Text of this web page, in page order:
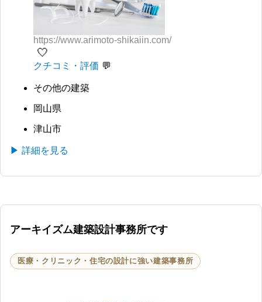
https://www.arimoto-shikaiin.com/
🤍
クチコミ・評価
その他の建築
岡山県
津山市
▶ 詳細を見る
アーキイズム建築設計事務所です
医療・クリニック・住宅の設計に強い建築事務所